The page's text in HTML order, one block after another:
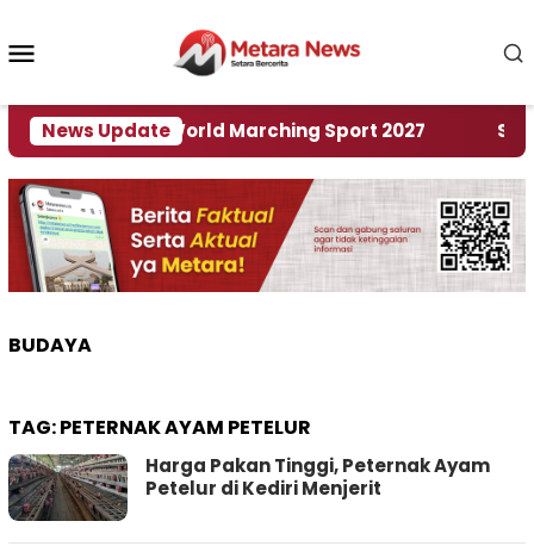
konten
News Update
Rumah World Marching Sport 2027 ‎Soal
BUDAYA
TAG:PETERNAK AYAM PETELUR
Harga Pakan Tinggi, Peternak Ayam
Petelur di Kediri Menjerit